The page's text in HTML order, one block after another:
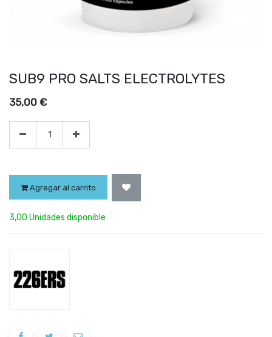
SUB9 PRO SALTS ELECTROLYTES
35,00 €
Agregar al carrito
3,00 Unidades disponible